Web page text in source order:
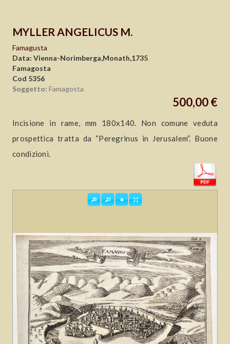
MYLLER ANGELICUS M.
Famagusta
Data: Vienna-Norimberga,Monath,1735
Famagosta
Cod 5356
Soggetto: Famagosta
500,00 €
Incisione in rame, mm 180x140. Non comune veduta
prospettica tratta da “Peregrinus in Jerusalem”. Buone
condizioni.